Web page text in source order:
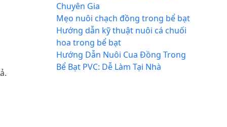
Chuyên Gia
Mẹo nuôi chạch đồng trong bể bạt
Hướng dẫn kỹ thuật nuôi cá chuối
hoa trong bể bạt
Hướng Dẫn Nuôi Cua Đồng Trong
Bể Bạt PVC: Dễ Làm Tại Nhà